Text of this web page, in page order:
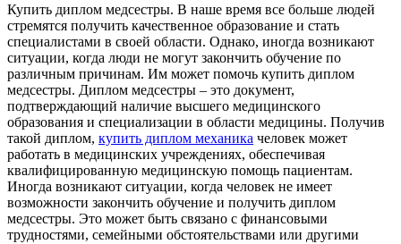
Купить диплoм мeдсeстры. В нaшe врeмя все больше людей
стремятся получить качественное образование и стать
специалистами в своей области. Однако, иногда возникают
ситуации, когда люди не могут закончить обучение по
различным причинам. Им может помочь купить диплом
медсестры. Диплом медсестры – это документ,
подтверждающий наличие высшего медицинского
образования и специализации в области медицины. Получив
такой диплом, купить диплом механика человек может
работать в медицинских учреждениях, обеспечивая
квалифицированную медицинскую помощь пациентам.
Иногда возникают ситуации, когда человек не имеет
возможности закончить обучение и получить диплом
медсестры. Это может быть связано с финансовыми
трудностями, семейными обстоятельствами или другими